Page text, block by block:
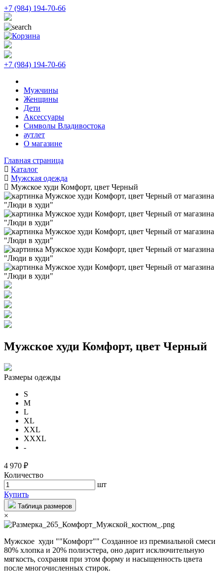
+7 (984) 194-70-66
+7 (984) 194-70-66
Мужчины
Женщины
Дети
Аксессуары
Символы Владивостока
аутлет
О магазине
Главная страница
Каталог
Мужская одежда
Мужское худи Комфорт, цвет Черный
Мужское худи Комфорт, цвет Черный
Размеры одежды
S
M
L
XL
XXL
XXXL
-
4 970 ₽
Количество
шт
Купить
Таблица размеров
×
Мужское худи ""Комфорт"" Созданное из премиальной смеси
80% хлопка и 20% полиэстера, оно дарит исключительную
мягкость, сохраняя при этом форму и насыщенность цвета
после многочисленных стирок.